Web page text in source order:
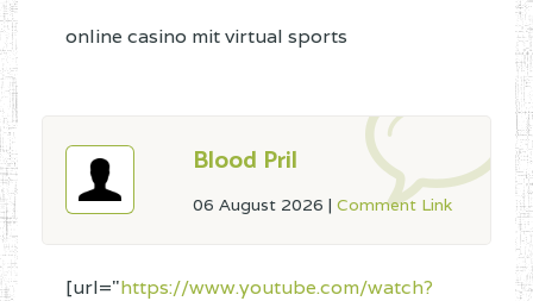
online casino mit virtual sports
Blood Pril
06 August 2026 | Comment Link
[url="https://www.youtube.com/watch?